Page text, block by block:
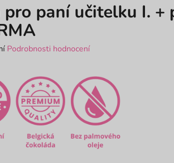
pro paní učitelku I. +
Podrobnosti hodnocení